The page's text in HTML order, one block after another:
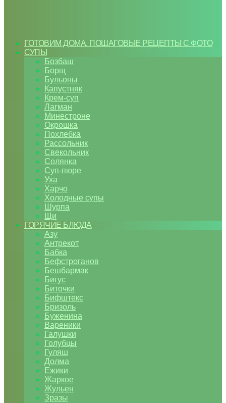
ГОТОВИМ ДОМА. ПОШАГОВЫЕ РЕЦЕПТЫ С ФОТО
СУПЫ
Бозбаш
Борщ
Бульоны
Капустняк
Крем-суп
Лагман
Минестроне
Окрошка
Похлебка
Рассольник
Свекольник
Солянка
Суп-пюре
Уха
Харчо
Холодные супы
Шурпа
Щи
ГОРЯЧИЕ БЛЮДА
Азу
Антрекот
Бабка
Бефстроганов
Бешбармак
Бигус
Биточки
Бифштекс
Бризоль
Буженина
Вареники
Галушки
Голубцы
Гуляш
Долма
Ежики
Жаркое
Жульен
Зразы